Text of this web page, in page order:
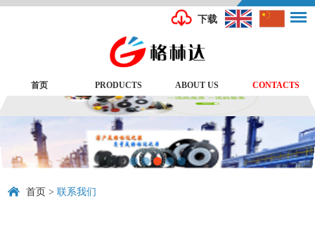
下载
首页 PRODUCTS ABOUT US CONTACTS
首页 >联系我们